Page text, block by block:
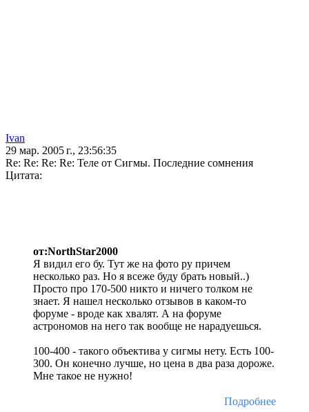
Ivan
29 мар. 2005 г., 23:56:35
Re: Re: Re: Re: Теле от Сигмы. Последние сомнения
Цитата:
от:NorthStar2000
Я видил его бу. Тут же на фото ру причем
несколько раз. Но я всеже буду брать новый..)
Просто про 170-500 никто и ничего толком не
знает. Я нашел несколько отзывов в каком-то
форуме - вроде как хвалят. А на форуме
астрономов на него так вообще не нарадуешься.
100-400 - такого объектива у сигмы нету. Есть 100-
300. Он конечно лучше, но цена в два раза дороже.
Мне такое не нужно!
Подробнее